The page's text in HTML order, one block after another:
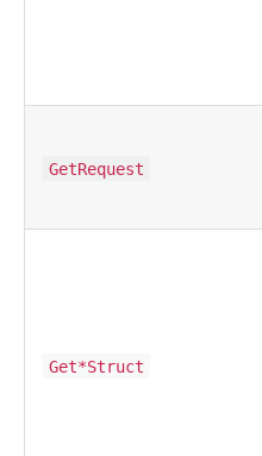
GetRequest
Get*Struct